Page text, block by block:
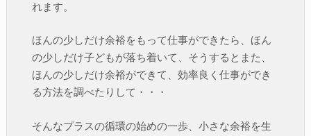
れます。
ほんの少しだけ余裕をもって仕事ができたら、ほん
の少しだけ子どもが落ち着いて、そうするとまた、
ほんの少しだけ余裕ができて、効率良く仕事ができ
る方法を調べたりして・・・
そんなプラスの循環の始めの一歩、小さな余裕を生